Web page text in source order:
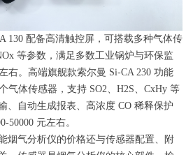
配备高清触控屏，可搭载多种气体传
等参数，满足多数工业锅炉与环保监
右。高端旗舰款索尔曼 Si-CA 230 功能
气体传感器，支持 SO2、H2S、CxHy 等
、自动生成报表、高浓度 CO 稀释保护
50000 元左右。
气分析仪的价格还与传感器配置、附